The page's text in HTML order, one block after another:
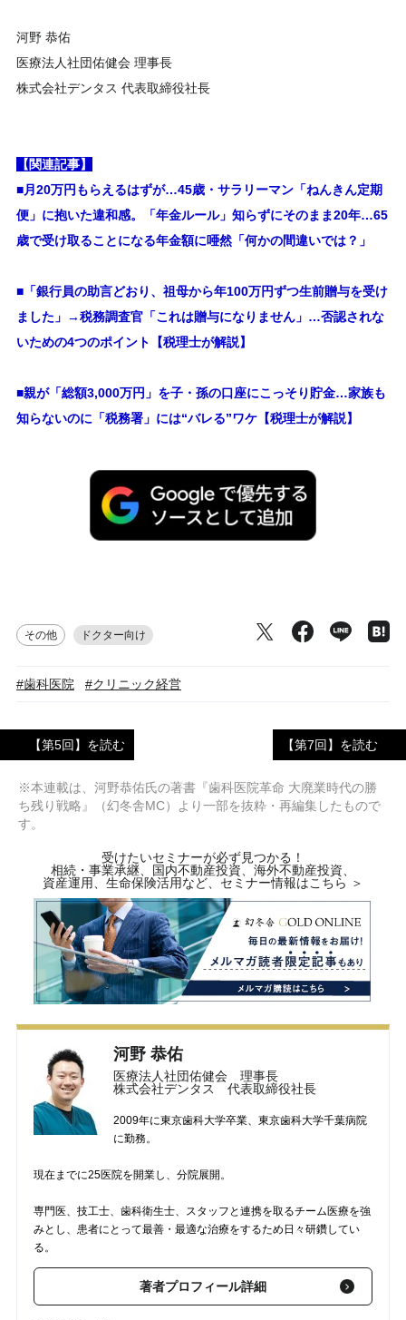
河野 恭佑
医療法人社団佑健会 理事長
株式会社デンタス 代表取締役社長
【関連記事】
■月20万円もらえるはずが…45歳・サラリーマン「ねんきん定期
便」に抱いた違和感。「年金ルール」知らずにそのまま20年…65
歳で受け取ることになる年金額に唖然「何かの間違いでは？」
■ 「銀行員の助言どおり、祖母から年100万円ずつ生前贈与を受け
ました」→税務調査官「これは贈与になりません」…否認されな
いための4つのポイント【税理士が解説】
■親が「総額3,000万円」を子・孫の口座にこっそり貯金…家族も
知らないのに「税務署」には“バレる”ワケ【税理士が解説】
その他 ドクター向け
#歯科医院 #クリニック経営
【第5回】を読む 【第7回】を読む
※本連載は、河野恭佑氏の著書『歯科医院革命 大廃業時代の勝
ち残り戦略』（幻冬舎MC）より一部を抜粋・再編集したもので
す。
受けたいセミナーが必ず見つかる！
相続・事業承継、国内不動産投資、海外不動産投資、
資産運用、生命保険活用など、セミナー情報はこちら ＞
河野 恭佑
医療法人社団佑健会 理事長
株式会社デンタス 代表取締役社長
2009年に東京歯科大学卒業、東京歯科大学千葉病院
に勤務。
現在までに25医院を開業し、分院展開。
専門医、技工士、歯科衛生士、スタッフと連携を取るチーム医療を強
みとし、患者にとって最善・最適な治療をするため日々研鑽してい
る。
著者プロフィール詳細